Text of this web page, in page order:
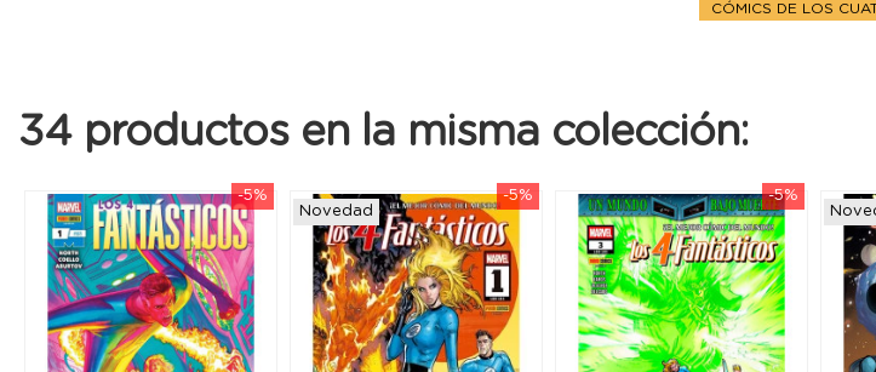
CÓMICS DE LOS
34 productos en la misma colección:
-5%
-5%
Novedad
-5%